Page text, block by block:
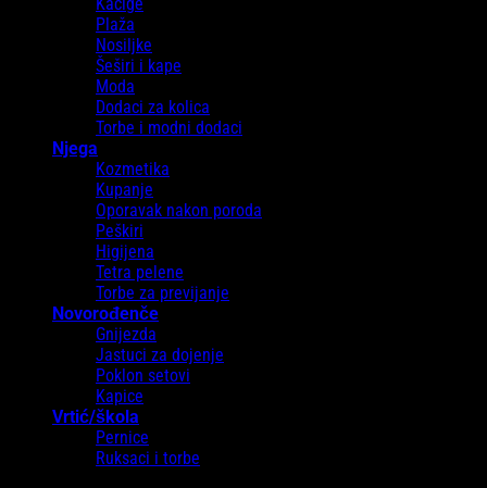
Kacige
Plaža
Nosiljke
Šeširi i kape
Moda
Dodaci za kolica
Torbe i modni dodaci
Njega
Kozmetika
Kupanje
Oporavak nakon poroda
Peškiri
Higijena
Tetra pelene
Torbe za previjanje
Novorođenče
Gnijezda
Jastuci za dojenje
Poklon setovi
Kapice
Vrtić/škola
Pernice
Ruksaci i torbe